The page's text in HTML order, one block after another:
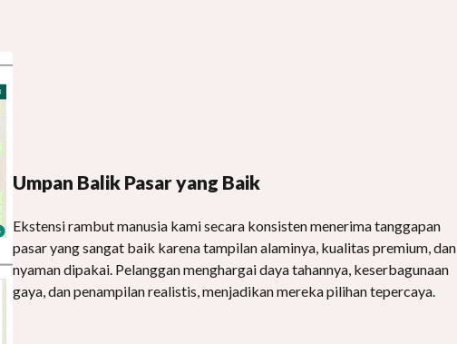
Umpan Balik Pasar yang Baik
Ekstensi rambut manusia kami secara konsisten menerima tanggapan
pasar yang sangat baik karena tampilan alaminya, kualitas premium, dan
nyaman dipakai. Pelanggan menghargai daya tahannya, keserbagunaan
gaya, dan penampilan realistis, menjadikan mereka pilihan tepercaya.